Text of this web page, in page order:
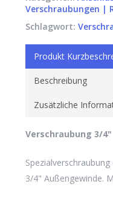
Verschraubungen |
Schlagwort:
Produkt
Beschreibung
Zusätzliche
Verschraubung 3/4"
3/4" Außengewinde.